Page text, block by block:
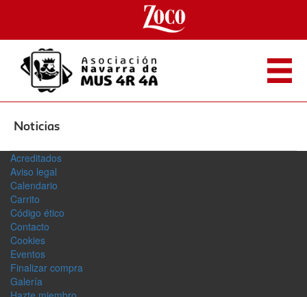
Noticias
Acreditados
Aviso legal
Calendario
Carrito
Código ético
Contacto
Cookies
Eventos
Finalizar compra
Galerí­a